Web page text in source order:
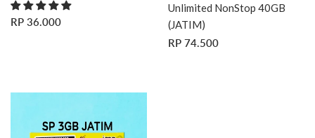
HARGA
RP 36.000
Unlimited NonStop 40GB
(JATIM)
HARGA
RP 74.500